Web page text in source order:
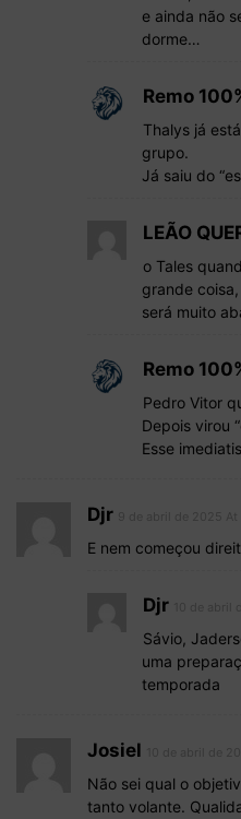
e ainda não
dorme…
Remo
Thalys já
grupo.
Já saiu do
LEÃO
o Tales
grande
será muito
Remo
Pedro Vitor
Depois virou
Esse
Djr
E nem começou
Djr
Sávio,
uma
temporada
Josiel
Não sei qual o
tanto volante.